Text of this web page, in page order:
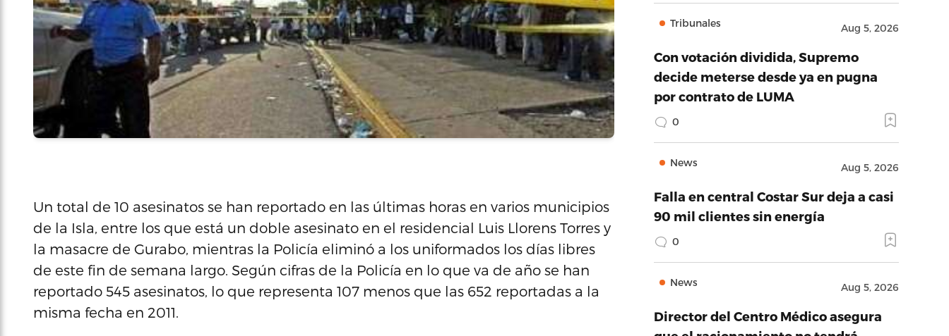
Un total de 10 asesinatos se han reportado en las últimas horas en varios municipios
de la Isla, entre los que está un doble asesinato en el residencial Luis Llorens Torres y
la masacre de Gurabo, mientras la Policía eliminó a los uniformados los días libres
de este fin de semana largo. Según cifras de la Policía en lo que va de año se han
reportado 545 asesinatos, lo que representa 107 menos que las 652 reportadas a la
misma fecha en 2011.
Tribunales Aug 5, 2026
Con votación dividida, Supremo
decide meterse desde ya en pugna
por contrato de LUMA
0
News Aug 5, 2026
Falla en central Costar Sur deja a casi
90 mil clientes sin energía
0
News Aug 5, 2026
Director del Centro Médico asegura